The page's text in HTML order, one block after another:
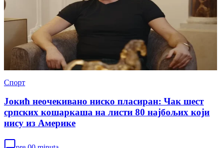
Спорт
Јокић неочекивано ниско пласиран: Чак шест
српских кошаркаша на листи 80 најбољих који
нису из Америке